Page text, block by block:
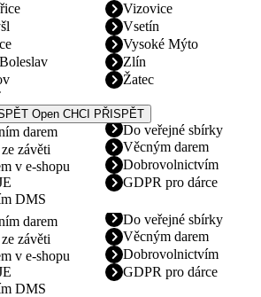
Vizovice
Vsetín
Vysoké Mýto
Zlín
Žatec
Open CHCI PŘISPĚT
darem
závěti
v e-shopu
DMS
Do veřejné sbírky
Věcným darem
Dobrovolnictvím
GDPR pro dárce
darem
závěti
v e-shopu
DMS
Do veřejné sbírky
Věcným darem
Dobrovolnictvím
GDPR pro dárce